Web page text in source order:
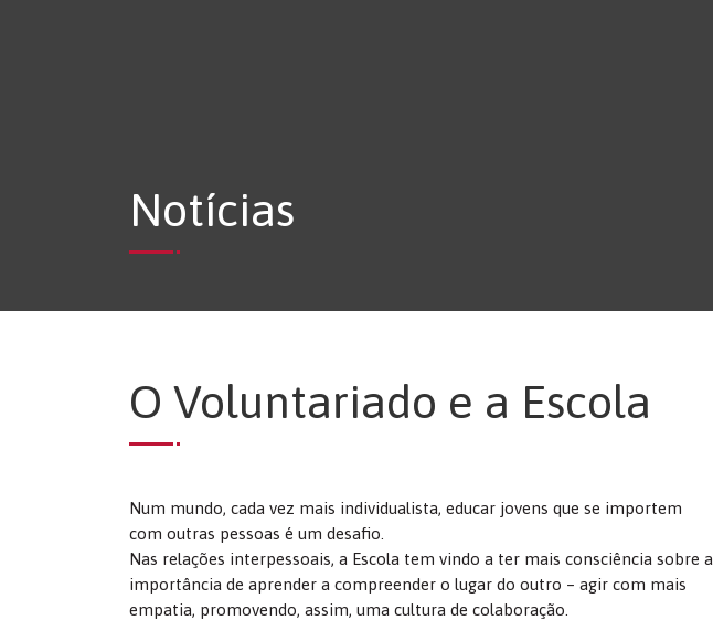
Notícias
O Voluntariado e a Escola
Num mundo, cada vez mais individualista, educar jovens que se importem
com outras pessoas é um desafio.
Nas relações interpessoais, a Escola tem vindo a ter mais consciência sobre a
importância de aprender a compreender o lugar do outro – agir com mais
empatia, promovendo, assim, uma cultura de colaboração.